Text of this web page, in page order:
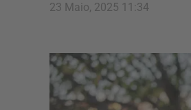
23 Maio, 2025 11:34